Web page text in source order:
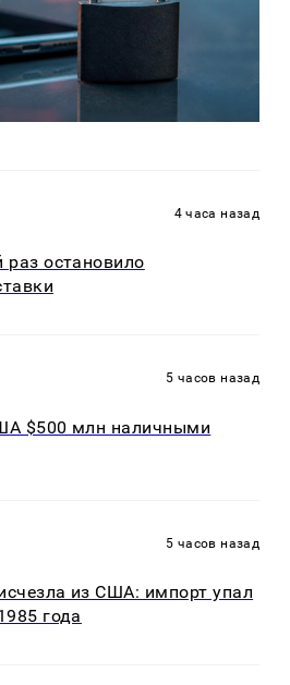
4 часа назад
раз остановило
5 часов назад
$500 млн наличными
5 часов назад
из США: импорт упал
года